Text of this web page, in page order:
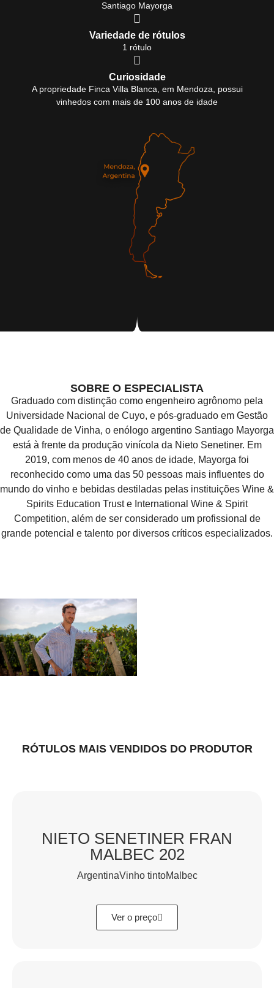
Santiago Mayorga
Variedade de rótulos
1 rótulo
Curiosidade
A propriedade Finca Villa Blanca, em Mendoza, possui
vinhedos com mais de 100 anos de idade
SOBRE O ESPECIALISTA
Graduado com distinção como engenheiro agrônomo pela
Universidade Nacional de Cuyo, e pós-graduado em Gestão
de Qualidade de Vinha, o enólogo argentino Santiago Mayorga
está à frente da produção vinícola da Nieto Senetiner. Em
2019, com menos de 40 anos de idade, Mayorga foi
reconhecido como uma das 50 pessoas mais influentes do
mundo do vinho e bebidas destiladas pelas instituições Wine &
Spirits Education Trust e International Wine & Spirit
Competition, além de ser considerado um profissional de
grande potencial e talento por diversos críticos especializados.
RÓTULOS MAIS VENDIDOS DO PRODUTOR
NIETO SENETINER FRAN
MALBEC 202
ArgentinaVinho tintoMalbec
Ver o preço